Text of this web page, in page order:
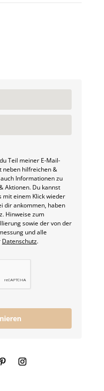
Teil meiner E-Mail-
neben hilfreichen &
Informationen zu
Aktionen. Du kannst
mit einem Klick wieder
dir ankommen, haben
Hinweise zum
sowie der von der
und alle
Datenschutz.